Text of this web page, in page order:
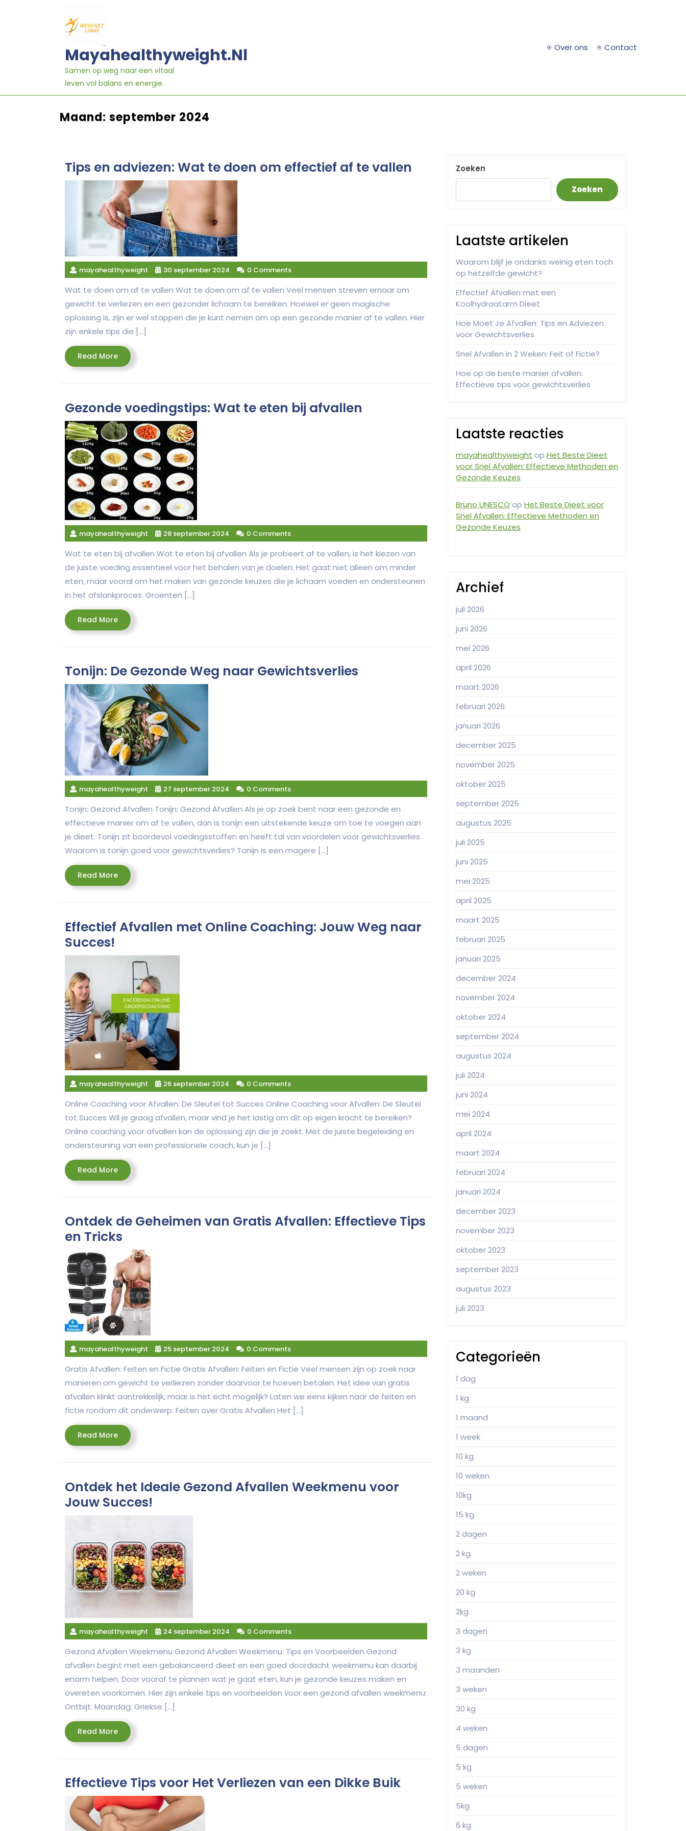
Mayahealthyweight.nl
Samen op weg naar een vitaal
leven vol balans en energie.
Over ons Contact
Maand: september 2024
Tips en adviezen: Wat te doen om effectief af te vallen
mayahealthyweight 30 september 2024 0 Comments
Wat te doen om af te vallen Wat te doen om af te vallen Veel mensen streven ernaar om
gewicht te verliezen en een gezonder lichaam te bereiken. Hoewel er geen magische
oplossing is, zijn er wel stappen die je kunt nemen om op een gezonde manier af te vallen. Hier
zijn enkele tips die […]
Read MoreRead
More
Gezonde voedingstips: Wat te eten bij afvallen
mayahealthyweight 28 september 2024 0 Comments
Wat te eten bij afvallen Wat te eten bij afvallen Als je probeert af te vallen, is het kiezen van
de juiste voeding essentieel voor het behalen van je doelen. Het gaat niet alleen om minder
eten, maar vooral om het maken van gezonde keuzes die je lichaam voeden en ondersteunen
in het afslankproces. Groenten […]
Read MoreRead
More
Tonijn: De Gezonde Weg naar Gewichtsverlies
mayahealthyweight 27 september 2024 0 Comments
Tonijn: Gezond Afvallen Tonijn: Gezond Afvallen Als je op zoek bent naar een gezonde en
effectieve manier om af te vallen, dan is tonijn een uitstekende keuze om toe te voegen aan
je dieet. Tonijn zit boordevol voedingsstoffen en heeft tal van voordelen voor gewichtsverlies.
Waarom is tonijn goed voor gewichtsverlies? Tonijn is een magere […]
Read MoreRead
More
Effectief Afvallen met Online Coaching: Jouw Weg naar
Succes!
mayahealthyweight 26 september 2024 0 Comments
Online Coaching voor Afvallen: De Sleutel tot Succes Online Coaching voor Afvallen: De Sleutel
tot Succes Wil je graag afvallen, maar vind je het lastig om dit op eigen kracht te bereiken?
Online coaching voor afvallen kan de oplossing zijn die je zoekt. Met de juiste begeleiding en
ondersteuning van een professionele coach, kun je […]
Read MoreRead
More
Ontdek de Geheimen van Gratis Afvallen: Effectieve Tips
en Tricks
mayahealthyweight 25 september 2024 0 Comments
Gratis Afvallen: Feiten en Fictie Gratis Afvallen: Feiten en Fictie Veel mensen zijn op zoek naar
manieren om gewicht te verliezen zonder daarvoor te hoeven betalen. Het idee van gratis
afvallen klinkt aantrekkelijk, maar is het echt mogelijk? Laten we eens kijken naar de feiten en
fictie rondom dit onderwerp. Feiten over Gratis Afvallen Het […]
Read MoreRead
More
Ontdek het Ideale Gezond Afvallen Weekmenu voor
Jouw Succes!
mayahealthyweight 24 september 2024 0 Comments
Gezond Afvallen Weekmenu Gezond Afvallen Weekmenu: Tips en Voorbeelden Gezond
afvallen begint met een gebalanceerd dieet en een goed doordacht weekmenu kan daarbij
enorm helpen. Door vooraf te plannen wat je gaat eten, kun je gezonde keuzes maken en
overeten voorkomen. Hier zijn enkele tips en voorbeelden voor een gezond afvallen weekmenu:
Ontbijt: Maandag: Griekse […]
Read MoreRead
More
Effectieve Tips voor Het Verliezen van een Dikke Buik
Zoeken
Zoeken
Laatste artikelen
Waarom blijf je ondanks weinig eten toch
op hetzelfde gewicht?
Effectief Afvallen met een
Koolhydraatarm Dieet
Hoe Moet Je Afvallen: Tips en Adviezen
voor Gewichtsverlies
Snel Afvallen in 2 Weken: Feit of Fictie?
Hoe op de beste manier afvallen:
Effectieve tips voor gewichtsverlies
Laatste reacties
mayahealthyweight op Het Beste Dieet
voor Snel Afvallen: Effectieve Methoden en
Gezonde Keuzes
Bruno UNESCO op Het Beste Dieet voor
Snel Afvallen: Effectieve Methoden en
Gezonde Keuzes
Archief
juli 2026
juni 2026
mei 2026
april 2026
maart 2026
februari 2026
januari 2026
december 2025
november 2025
oktober 2025
september 2025
augustus 2025
juli 2025
juni 2025
mei 2025
april 2025
maart 2025
februari 2025
januari 2025
december 2024
november 2024
oktober 2024
september 2024
augustus 2024
juli 2024
juni 2024
mei 2024
april 2024
maart 2024
februari 2024
januari 2024
december 2023
november 2023
oktober 2023
september 2023
augustus 2023
juli 2023
Categorieën
1 dag
1 kg
1 maand
1 week
10 kg
10 weken
10kg
15 kg
2 dagen
2 kg
2 weken
20 kg
2kg
3 dagen
3 kg
3 maanden
3 weken
30 kg
4 weken
5 dagen
5 kg
5 weken
5kg
6 kg